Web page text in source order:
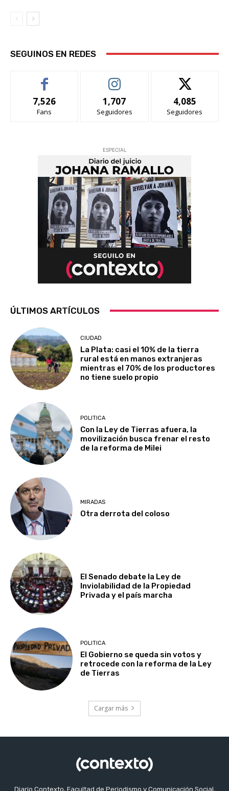
SEGUINOS EN REDES
7,526
Fans
1,707
Seguidores
4,085
Seguidores
ESPECIAL
ÚLTIMOS ARTÍCULOS
CIUDAD
La Plata: casi el 10% de la tierra
rural está en manos extranjeras
mientras el 70% de los productores
no tiene suelo propio
POLITICA
Con la Ley de Tierras afuera, la
movilización busca frenar el resto
de la reforma de Milei
MIRADAS
Otra derrota del coloso
El Senado debate la Ley de
Inviolabilidad de la Propiedad
Privada y el país marcha
POLITICA
El Gobierno se queda sin votos y
retrocede con la reforma de la Ley
de Tierras
Cargar más
Diario Contexto, Facultad de Periodismo y Comunicación Social,